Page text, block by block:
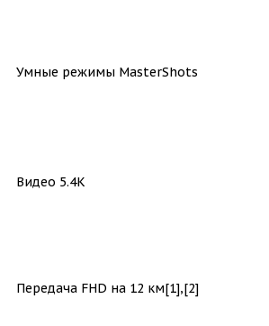
Умные режимы MasterShots
Видео 5.4K
Передача FHD на 12 км[1],[2]